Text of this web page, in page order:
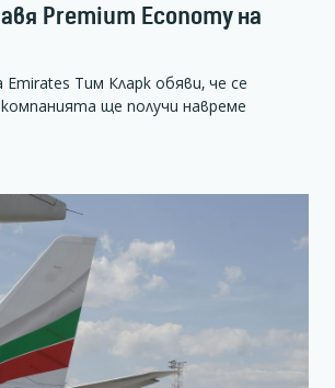
Premium Economy на
Тим Кларк обяви, че се
ще получи навреме